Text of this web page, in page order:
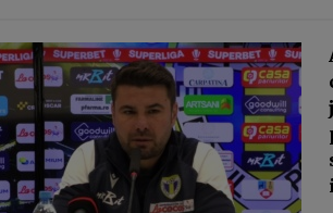
idealul istoric și realitatea
prezentului
24 ianuarie 2026
DOCUMENTUL austerităţii.
Guvernul taie salariile, urmează
concedieri masive, concursuri pe
post şi indicatori de performanţă.
Apare „lista ruşinii” şi se dublează
14 ianuarie 2026